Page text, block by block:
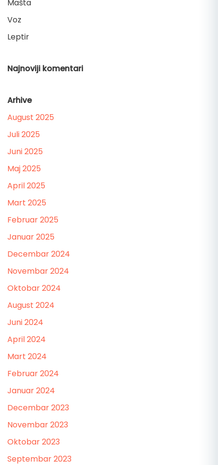
Mašta
Voz
Leptir
Najnoviji komentari
Arhive
August 2025
Juli 2025
Juni 2025
Maj 2025
April 2025
Mart 2025
Februar 2025
Januar 2025
Decembar 2024
Novembar 2024
Oktobar 2024
August 2024
Juni 2024
April 2024
Mart 2024
Februar 2024
Januar 2024
Decembar 2023
Novembar 2023
Oktobar 2023
Septembar 2023